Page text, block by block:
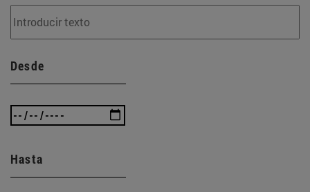
Desde
Hasta